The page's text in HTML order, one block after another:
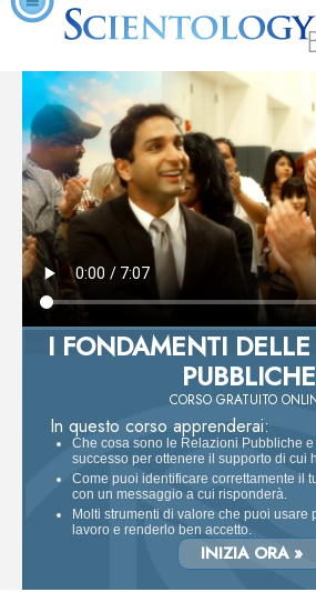
I FONDAMENTI
PUBBLICHE
CORSO GRATUITO
In questo corso apprenderai:
Che cosa sono le Relazioni Pubbliche
successo per ottenere il supporto di cui
Come puoi identificare correttamente il
con un messaggio a cui risponderà.
Molti strumenti di valore che puoi usare
lavoro e renderlo ben accetto.
INIZIA ORA »